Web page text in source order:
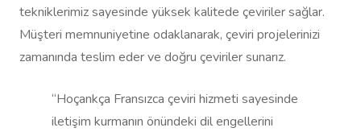
tekniklerimiz sayesinde yüksek kalitede çeviriler sağlar.
Müşteri memnuniyetine odaklanarak, çeviri projelerinizi
zamanında teslim eder ve doğru çeviriler sunarız.
“Hoçankça Fransızca çeviri hizmeti sayesinde
iletişim kurmanın önündeki dil engellerini